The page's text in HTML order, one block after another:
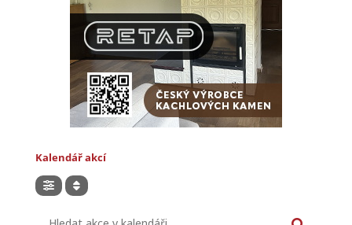
Kalendář akcí